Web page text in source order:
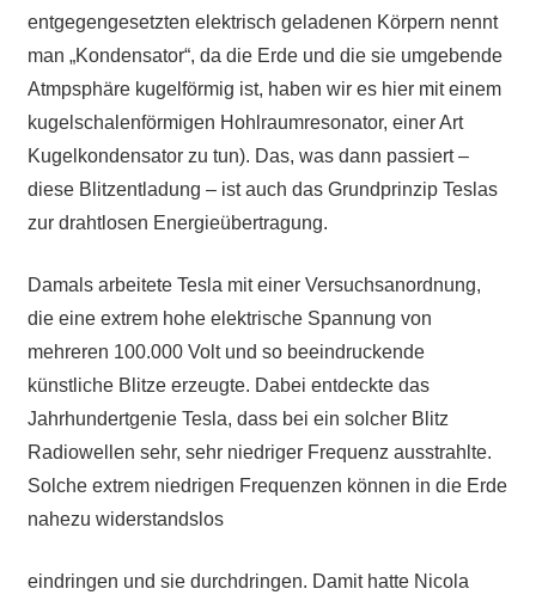
entgegengesetzten elektrisch geladenen Körpern nennt
man „Kondensator“, da die Erde und die sie umgebende
Atmpsphäre kugelförmig ist, haben wir es hier mit einem
kugelschalenförmigen Hohlraumresonator, einer Art
Kugelkondensator zu tun). Das, was dann passiert –
diese Blitzentladung – ist auch das Grundprinzip Teslas
zur drahtlosen Energieübertragung.
Damals arbeitete Tesla mit einer Versuchsanordnung,
die eine extrem hohe elektrische Spannung von
mehreren 100.000 Volt und so beeindruckende
künstliche Blitze erzeugte. Dabei entdeckte das
Jahrhundertgenie Tesla, dass bei ein solcher Blitz
Radiowellen sehr, sehr niedriger Frequenz ausstrahlte.
Solche extrem niedrigen Frequenzen können in die Erde
nahezu widerstandslos
eindringen und sie durchdringen. Damit hatte Nicola